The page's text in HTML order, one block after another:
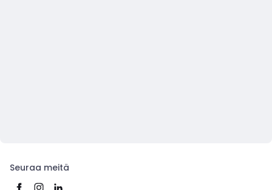
Seuraa meitä